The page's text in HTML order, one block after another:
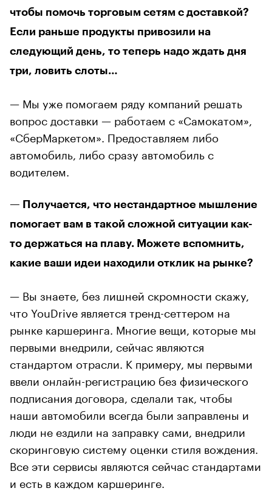
чтобы помочь торговым сетям с доставкой?
Если раньше продукты привозили на
следующий день, то теперь надо ждать дня
три, ловить слоты…
— Мы уже помогаем ряду компаний решать
вопрос доставки — работаем с «Самокатом»,
«СберМаркетом». Предоставляем либо
автомобиль, либо сразу автомобиль с
водителем.
— Получается, что нестандартное мышление
помогает вам в такой сложной ситуации как-
то держаться на плаву. Можете вспомнить,
какие ваши идеи находили отклик на рынке?
— Вы знаете, без лишней скромности скажу,
что YouDrive является тренд-сеттером на
рынке каршеринга. Многие вещи, которые мы
первыми внедрили, сейчас являются
стандартом отрасли. К примеру, мы первыми
ввели онлайн-регистрацию без физического
подписания договора, сделали так, чтобы
наши автомобили всегда были заправлены и
люди не ездили на заправку сами, внедрили
скоринговую систему оценки стиля вождения.
Все эти сервисы являются сейчас стандартами
и есть в каждом каршеринге.